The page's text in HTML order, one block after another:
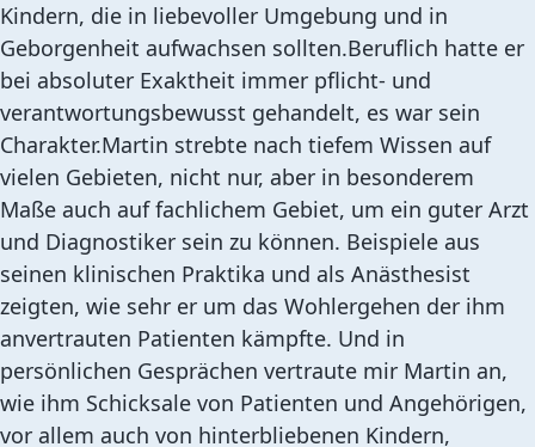
Kindern, die in liebevoller Umgebung und in
Geborgenheit aufwachsen sollten.Beruflich hatte er
bei absoluter Exaktheit immer pflicht- und
verantwortungsbewusst gehandelt, es war sein
Charakter.Martin strebte nach tiefem Wissen auf
vielen Gebieten, nicht nur, aber in besonderem
Maße auch auf fachlichem Gebiet, um ein guter Arzt
und Diagnostiker sein zu können. Beispiele aus
seinen klinischen Praktika und als Anästhesist
zeigten, wie sehr er um das Wohlergehen der ihm
anvertrauten Patienten kämpfte. Und in
persönlichen Gesprächen vertraute mir Martin an,
wie ihm Schicksale von Patienten und Angehörigen,
vor allem auch von hinterbliebenen Kindern,